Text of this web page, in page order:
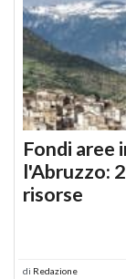
Fondi aree
l'Abruzzo:
risorse
di Redazione